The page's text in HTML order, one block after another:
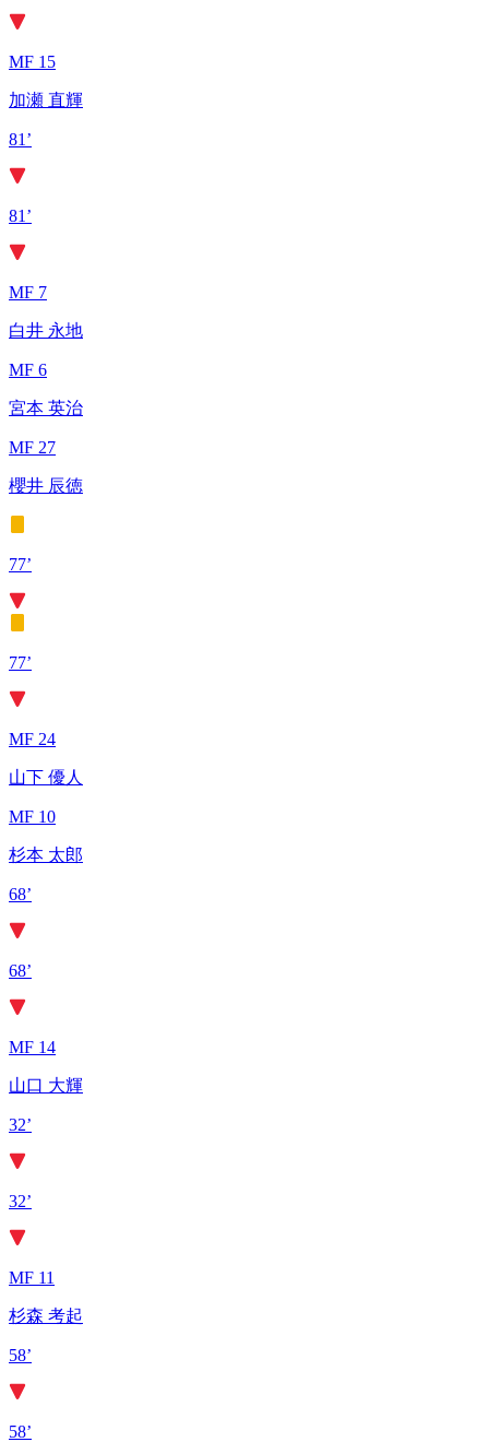
MF 15
加瀬 直輝
81’
81’
MF 7
白井 永地
MF 6
宮本 英治
MF 27
櫻井 辰徳
77’
77’
MF 24
山下 優人
MF 10
杉本 太郎
68’
68’
MF 14
山口 大輝
32’
32’
MF 11
杉森 考起
58’
58’